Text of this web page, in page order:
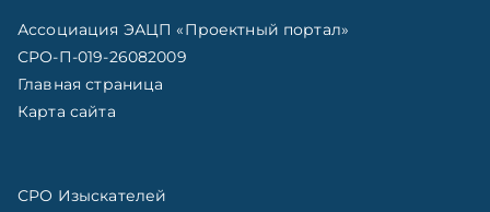
Ассоциация ЭАЦП «Проектный портал»
СРО-П-019-26082009
Главная страница
Карта сайта
СРО Изыскателей